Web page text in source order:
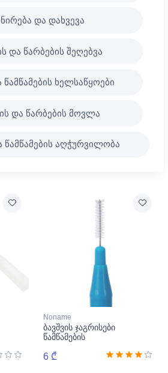
და დახვევა
და წარბების შეღებვა
წამწამების ხელსაწყოები
და წარბების მოვლა
წამწამების აღჭურვილობა
Noname
ბავშვის ჯაგრისები
წამწამების
პაკეტი
6 ₾